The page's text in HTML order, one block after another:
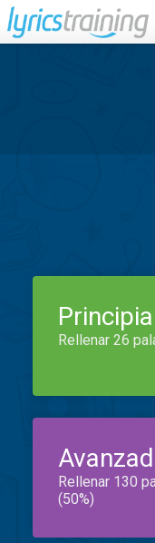
Rellenar 26
Rellenar 130
(50%)